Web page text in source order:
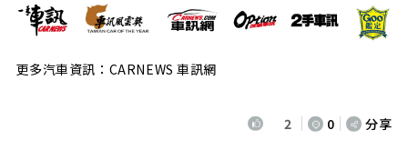
更多汽車資訊：CARNEWS 車訊網
2 0 分享